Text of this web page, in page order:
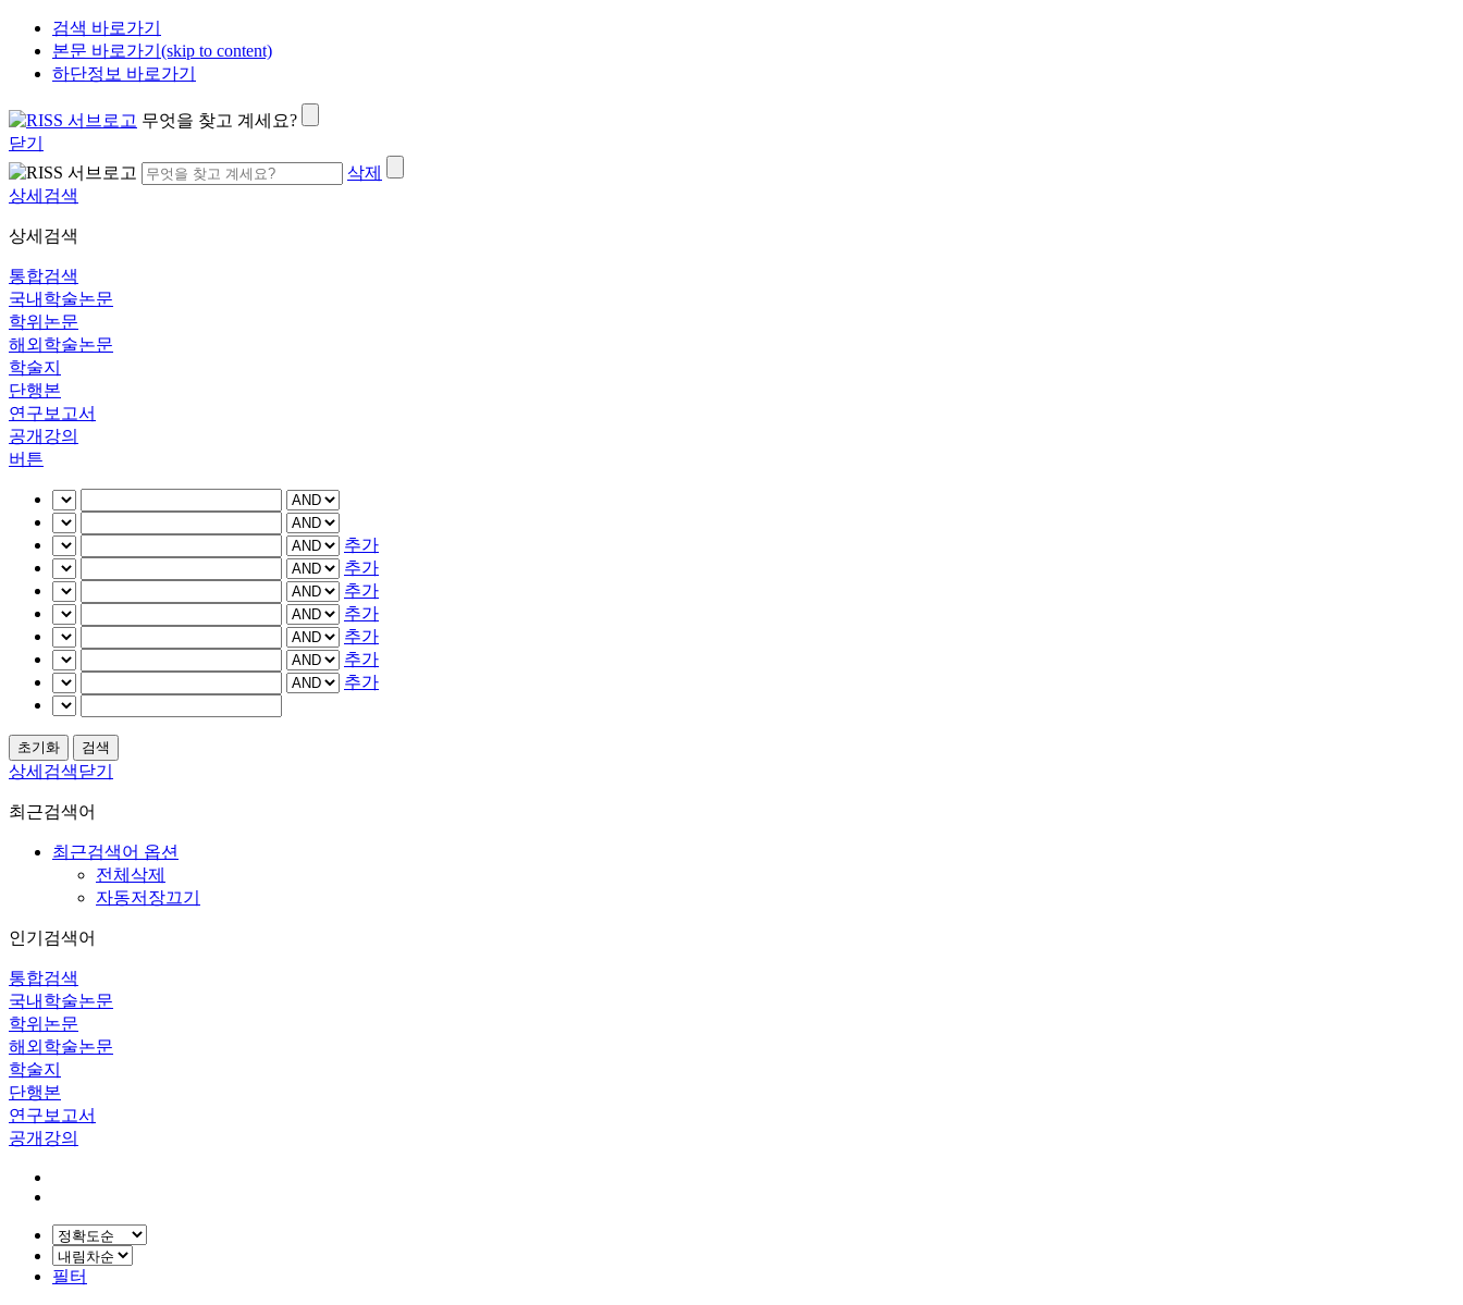
검색 바로가기
본문 바로가기(skip to content)
하단정보 바로가기
무엇을 찾고 계세요?
닫기
삭제
상세검색
상세검색
통합검색
국내학술논문
학위논문
해외학술논문
학술지
단행본
연구보고서
공개강의
버튼
추가
추가
추가
추가
추가
추가
추가
상세검색닫기
최근검색어
최근검색어 옵션
전체삭제
자동저장끄기
인기검색어
통합검색
국내학술논문
학위논문
해외학술논문
학술지
단행본
연구보고서
공개강의
필터